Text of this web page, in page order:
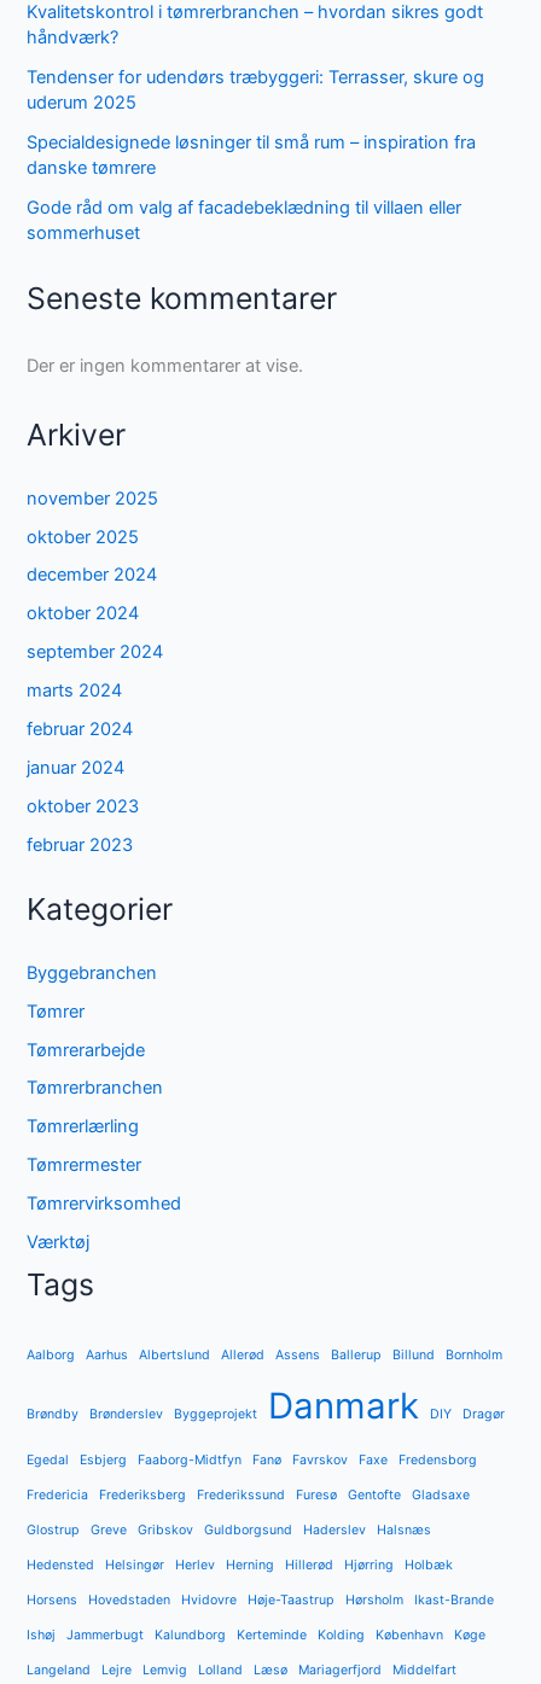
Kvalitetskontrol i tømrerbranchen – hvordan sikres godt
håndværk?
Tendenser for udendørs træbyggeri: Terrasser, skure og
uderum 2025
Specialdesignede løsninger til små rum – inspiration fra
danske tømrere
Gode råd om valg af facadebeklædning til villaen eller
sommerhuset
Seneste kommentarer
Der er ingen kommentarer at vise.
Arkiver
november 2025
oktober 2025
december 2024
oktober 2024
september 2024
marts 2024
februar 2024
januar 2024
oktober 2023
februar 2023
Kategorier
Byggebranchen
Tømrer
Tømrerarbejde
Tømrerbranchen
Tømrerlærling
Tømrermester
Tømrervirksomhed
Værktøj
Tags
Aalborg Aarhus Albertslund Allerød Assens Ballerup Billund Bornholm
Brøndby Brønderslev Byggeprojekt Danmark DIY Dragør
Egedal Esbjerg Faaborg-Midtfyn Fanø Favrskov Faxe Fredensborg
Fredericia Frederiksberg Frederikssund Furesø Gentofte Gladsaxe
Glostrup Greve Gribskov Guldborgsund Haderslev Halsnæs
Hedensted Helsingør Herlev Herning Hillerød Hjørring Holbæk
Horsens Hovedstaden Hvidovre Høje-Taastrup Hørsholm Ikast-Brande
Ishøj Jammerbugt Kalundborg Kerteminde Kolding København Køge
Langeland Lejre Lemvig Lolland Læsø Mariagerfjord Middelfart